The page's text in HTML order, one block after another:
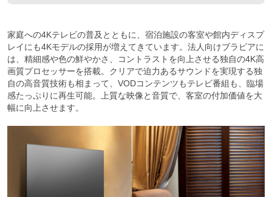
家庭への4Kテレビの普及とともに、宿泊施設の客室や館内ディスプ
レイにも4Kモデルの採用が増えてきています。法人向けブラビアに
は、精細感や色の鮮やかさ、コントラストを向上させる独自の4K高
画質プロセッサーを搭載。クリアで迫力あるサウンドを実現する独
自の高音質技術も相まって、VODコンテンツもテレビ番組も、臨場
感たっぷりに再生可能。上質な映像と音質で、客室の付加価値を大
幅に向上させます。